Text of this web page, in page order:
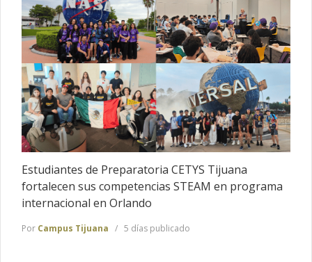
Estudiantes de Preparatoria CETYS Tijuana
fortalecen sus competencias STEAM en programa
internacional en Orlando
Por Campus Tijuana 5 días publicado